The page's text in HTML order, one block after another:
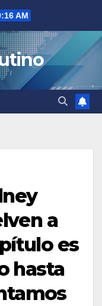
AM
a
es
hasta